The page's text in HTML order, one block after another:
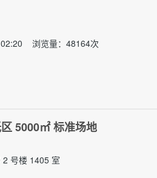
浏览量：48164次
5000㎡ 标准场地
2 号楼 1405 室